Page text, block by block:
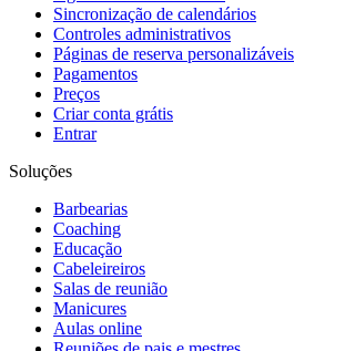
Sincronização de calendários
Controles administrativos
Páginas de reserva personalizáveis
Pagamentos
Preços
Criar conta grátis
Entrar
Soluções
Barbearias
Coaching
Educação
Cabeleireiros
Salas de reunião
Manicures
Aulas online